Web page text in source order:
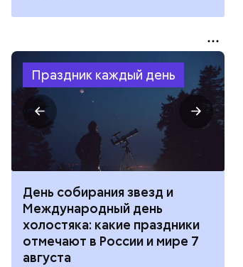
Праздник каждый день
День собирания звезд и
Международный день
холостяка: какие праздники
отмечают в России и мире 7
августа